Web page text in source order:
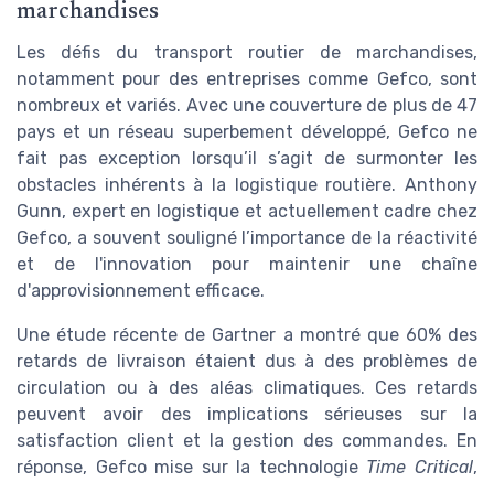
marchandises
Les défis du transport routier de marchandises,
notamment pour des entreprises comme Gefco, sont
nombreux et variés. Avec une couverture de plus de 47
pays et un réseau superbement développé, Gefco ne
fait pas exception lorsqu’il s’agit de surmonter les
obstacles inhérents à la logistique routière. Anthony
Gunn, expert en logistique et actuellement cadre chez
Gefco, a souvent souligné l’importance de la réactivité
et de l'innovation pour maintenir une chaîne
d'approvisionnement efficace.
Une étude récente de Gartner a montré que 60% des
retards de livraison étaient dus à des problèmes de
circulation ou à des aléas climatiques. Ces retards
peuvent avoir des implications sérieuses sur la
satisfaction client et la gestion des commandes. En
réponse, Gefco mise sur la technologie Time Critical,